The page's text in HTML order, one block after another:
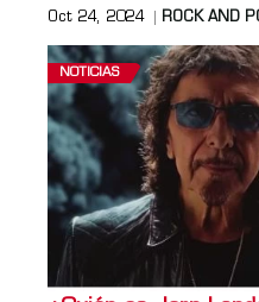
Oct 24, 2024 ROCK AND
NOTICIAS